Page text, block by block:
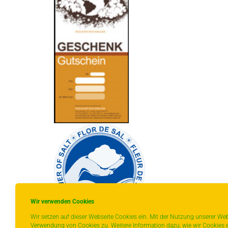
Wir verwenden Cookies
Wir setzen auf dieser Webseite Cookies ein. Mit der Nutzung unserer
Verwendung von Cookies zu. Weitere Information dazu, wie wir Cookies